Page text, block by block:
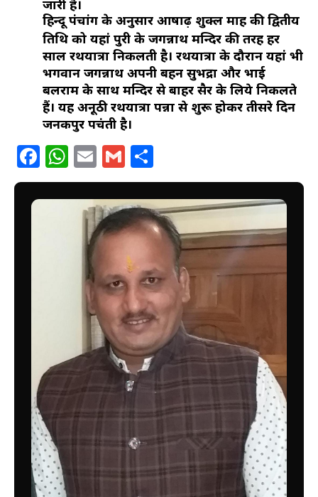
जारी है।
हिन्दू पंचांग के अनुसार आषाढ़ शुक्ल माह की द्वितीय
तिथि को यहां पुरी के जगन्नाथ मन्दिर की तरह हर
साल रथयात्रा निकलती है। रथयात्रा के दौरान यहां भी
भगवान जगन्नाथ अपनी बहन सुभद्रा और भाई
बलराम के साथ मन्दिर से बाहर सैर के लिये निकलते
हैं। यह अनूठी रथयात्रा पन्ना से शुरू होकर तीसरे दिन
जनकपुर पहुंचती है।
Facebook
WhatsApp
Email
Gmail